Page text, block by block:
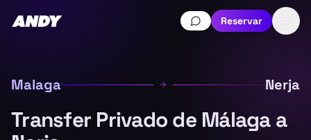
Reservar
Malaga Nerja
Transfer Privado de Málaga a